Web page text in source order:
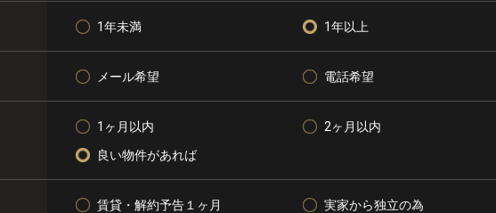
1年未満 1年以上
メール希望 電話希望
1ヶ月以内 2ヶ月以内
良い物件があれば
賃貸・解約予告１ヶ月 実家から独立の為